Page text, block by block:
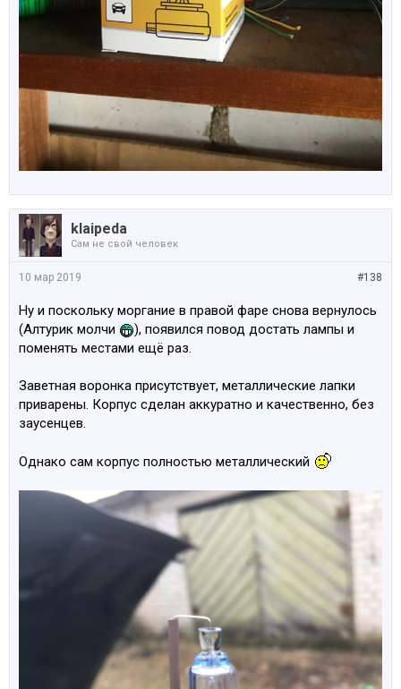
klaipeda
Сам не свой человек
#138
10 мар 2019
Ну и поскольку моргание в правой фаре снова вернулось
(Алтурик молчи
), появился повод достать лампы и
поменять местами ещё раз.
Заветная воронка присутствует, металлические лапки
приварены. Корпус сделан аккуратно и качественно, без
заусенцев.
Однако сам корпус полностью металлический